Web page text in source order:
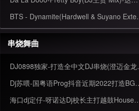
BTS -
串烧舞曲
DJ0898
Dj苏喂-国粤语Prog抖
海口dj定仔-呀诺达Dj校长主